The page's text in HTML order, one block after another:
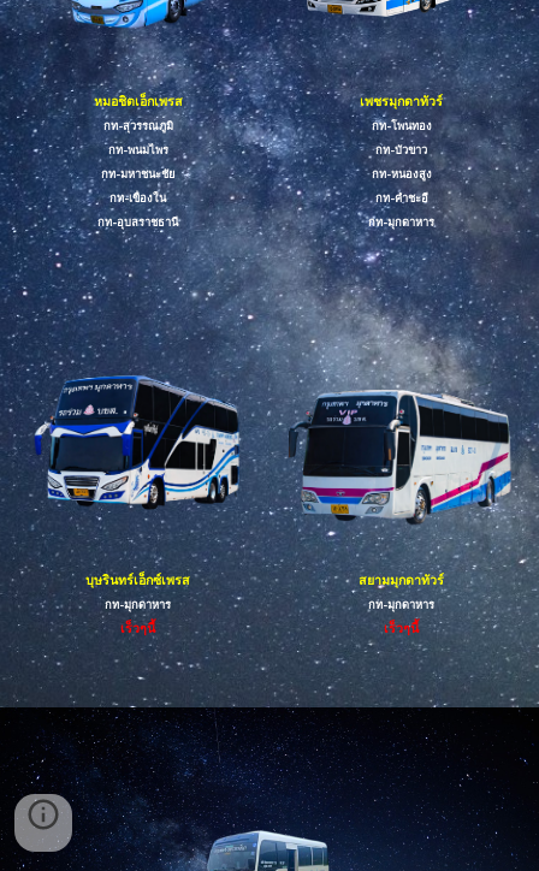
หมอชิตเอ็กเพรส
กท-สุวรรณภูมิ
กท-พนมไพร
กท-มหาชนะชัย
กท-เขื่องใน
กท-อุบลราชธานี
เพชรมุกดาทัวร์
กท-โพนทอง
กท-บัวขาว
กท-หนองสูง
กท-คำชะอี
กท-มุกดาหาร
บุษรินทร์เอ็กซ์เพรส
กท-มุกดาหาร
เร็วๆนี้
สยามมุกดาทัวร์
กท-มุกดาหาร
เร็วๆนี้